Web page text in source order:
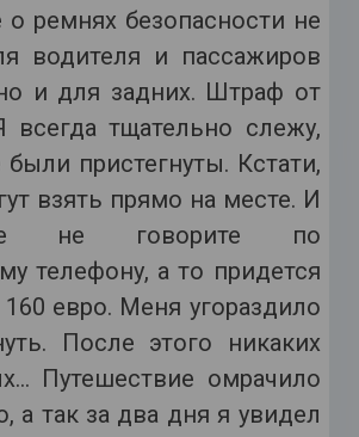
о ремнях безопасности не
водителя и пассажиров
и для задних. Штраф от
всегда тщательно слежу,
пристегнуты. Кстати,
взять прямо на месте. И
не говорите по
телефону, а то придется
160 евро. Меня угораздило
После этого никаких
Путешествие омрачило
а так за два дня я увидел